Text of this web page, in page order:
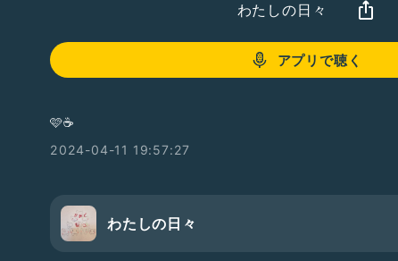
わたしの日々
アプリで聴く
🩷☕
2024-04-11 19:57:27
わたしの日々